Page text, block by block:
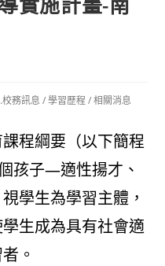
務訊息 / 學習歷程 / 相關消息
程綱要（以下簡程
孩子—適性揚才、
學生為學習主體，
生成為具有社會適
。